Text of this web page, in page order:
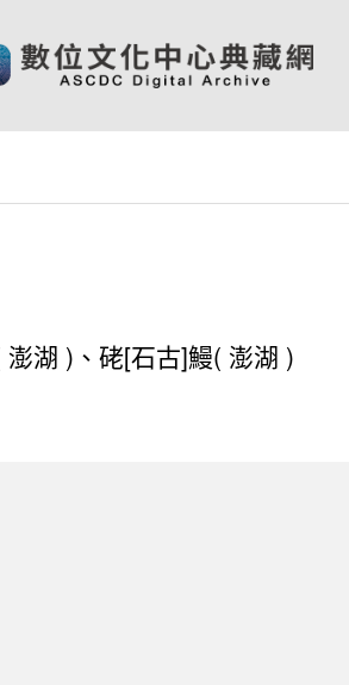
湖 )、硓[石古]鰻( 澎湖 )